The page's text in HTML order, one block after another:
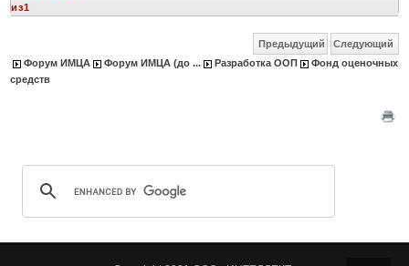
из1
Предыдущий
Следующий
Форум ИМЦА
Форум ИМЦА (до ... Разработка ООП
Фонд оценочных
средств